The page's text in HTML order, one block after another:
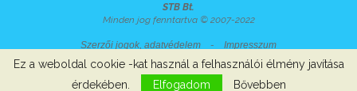
STB Bt.
Minden jog fenntartva © 2007-2022
Szerzői jogok, adatvédelem - Impresszum
Ez a weboldal cookie -kat használ a felhasználói élmény javítása
érdekében.
Elfogadom Bővebben